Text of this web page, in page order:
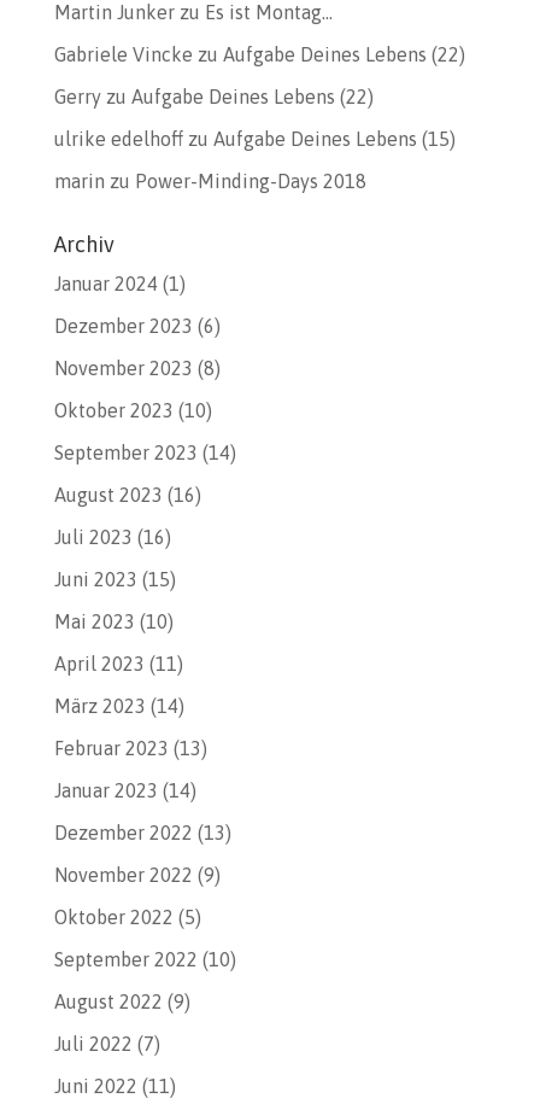
Martin Junkerzu Es ist Montag…
Gabriele Vincke zu Aufgabe Deines Lebens (22)
Gerryzu Aufgabe Deines Lebens (22)
ulrike edelhoffzu Aufgabe Deines Lebens (15)
marin zu Power-Minding-Days 2018
Archiv
Januar 2024(1)
Dezember 2023 (6)
November 2023 (8)
Oktober 2023 (10)
September 2023 (14)
August 2023 (16)
Juli 2023 (16)
Juni 2023 (15)
Mai 2023 (10)
April 2023 (11)
März 2023 (14)
Februar 2023 (13)
Januar 2023 (14)
Dezember 2022 (13)
November 2022 (9)
Oktober 2022 (5)
September 2022 (10)
August 2022 (9)
Juli 2022 (7)
Juni 2022 (11)